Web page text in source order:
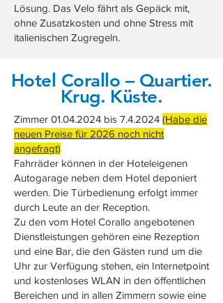
Lösung. Das Velo fährt als Gepäck mit,
ohne Zusatzkosten und ohne Stress mit
italienischen Zugregeln.
Hotel Corallo – Quartier.
Krug. Küste.
Zimmer 01.04.2024 bis 7.4.2024 (Habe die
neuen Preise für 2026 noch nicht
angefragt)
Fahrräder können in der Hoteleigenen
Autogarage neben dem Hotel deponiert
werden. Die Türbedienung erfolgt immer
durch Leute an der Reception.
Zu den vom Hotel Corallo angebotenen
Dienstleistungen gehören eine Rezeption
und eine Bar, die den Gästen rund um die
Uhr zur Verfügung stehen, ein Internetpoint
und kostenloses WLAN in den öffentlichen
Bereichen und in allen Zimmern sowie eine